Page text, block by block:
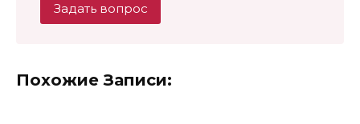
Задать вопрос
Похожие Записи: